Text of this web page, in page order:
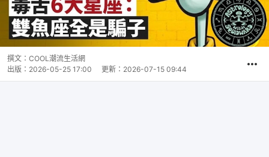
撰文： COOL潮流生活網
出版： 2026-05-25 17:00 更新： 2026-07-15 09:44